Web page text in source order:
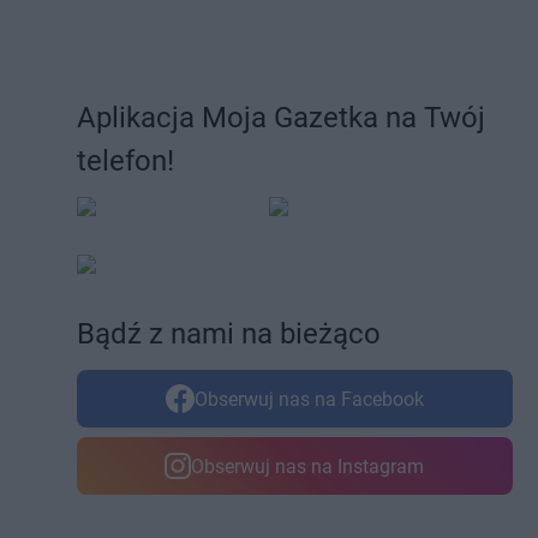
Aplikacja Moja Gazetka na Twój
telefon!
Bądź z nami na bieżąco
Obserwuj nas na Facebook
Obserwuj nas na Instagram